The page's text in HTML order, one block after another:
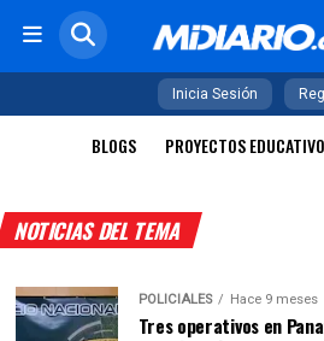
Inicia Sesión
BLOGS PROYECTOS
NOTICIAS DEL TEMA
POLICIALES Hace 9 meses
Tres operativos en